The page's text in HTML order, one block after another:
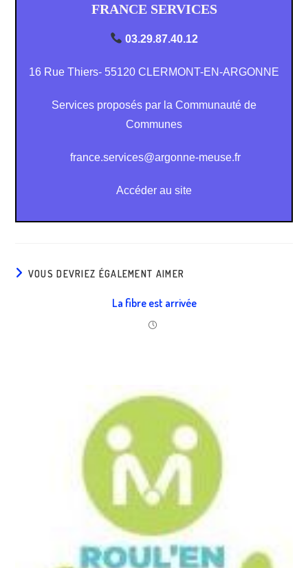
FRANCE SERVICES
03.29.87.40.12
16 Rue Thiers- 55120 CLERMONT-EN-ARGONNE
Services proposés par la Communauté de
Communes
france.services@argonne-meuse.fr
Accéder au site
VOUS DEVRIEZ ÉGALEMENT AIMER
La fibre est arrivée